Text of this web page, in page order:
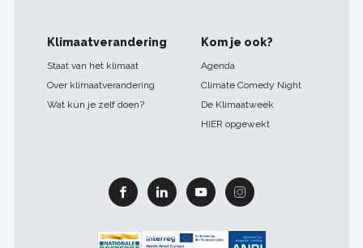
Klimaatverandering
Staat van het klimaat
Over klimaatverandering
Wat kun je zelf doen?
Kom je ook?
Agenda
Climate Comedy Night
De Klimaatweek
HIER opgewekt
Facebook Linkedin Youtube Instagram